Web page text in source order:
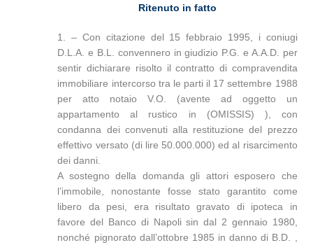
Ritenuto in fatto
1. – Con citazione del 15 febbraio 1995, i coniugi
D.L.A. e B.L. convennero in giudizio P.G. e A.A.D. per
sentir dichiarare risolto il contratto di compravendita
immobiliare intercorso tra le parti il 17 settembre 1988
per atto notaio V.O. (avente ad oggetto un
appartamento al rustico in (OMISSIS) ), con
condanna dei convenuti alla restituzione del prezzo
effettivo versato (di lire 50.000.000) ed al risarcimento
dei danni.
A sostegno della domanda gli attori esposero che
l’immobile, nonostante fosse stato garantito come
libero da pesi, era risultato gravato di ipoteca in
favore del Banco di Napoli sin dal 2 gennaio 1980,
nonché pignorato dall’ottobre 1985 in danno di B.D. ,